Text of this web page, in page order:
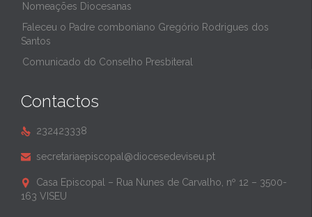
Nomeações Diocesanas
Faleceu o Padre comboniano Gregório Rodrigues dos
Santos
Comunicado do Conselho Presbiteral
Contactos
 232423338
 secretariaepiscopal@diocesedeviseu.pt

Casa Episcopal – Rua Nunes de Carvalho, nº 12 – 3500-
163 VISEU